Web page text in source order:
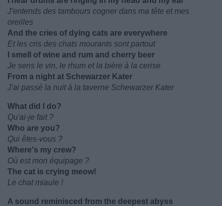
J'entends des tambours cogner dans ma tête et mes
oreilles
And the cries of dying cats are everywhere
Et les cris des chats mourants sont partout
I smell of wine and rum and cherry beer
Je sens le vin, le rhum et la bière à la cerise
From a night at Schewarzer Kater
J'ai passé la nuit à la taverne Schewarzer Kater
What did I do?
Qu'ai-je fait ?
Who are you?
Qui êtes-vous ?
Where's my crew?
Où est mon équipage ?
The cat is crying meow!
Le chat miaule !
A sound reminisced from the deepest abyss